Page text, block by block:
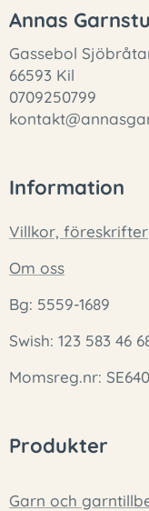
Annas
Gassebol
66593 Kil
0709250799
Information
Villkor, föreskrifter
Om oss
Bg: 5559-1689
Swish: 123 583 46
Momsreg.nr:
Produkter
Garn och